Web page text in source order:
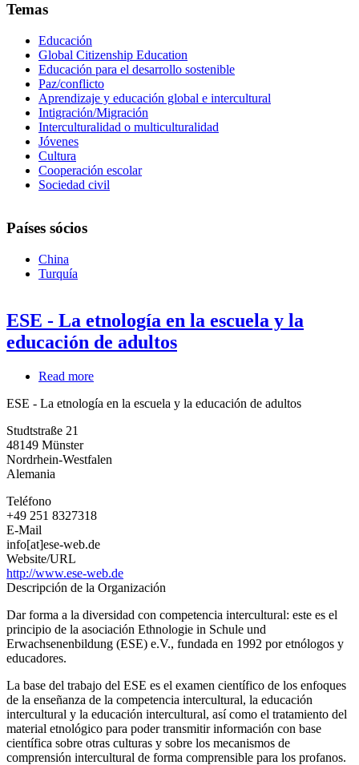
Temas
Educación
Global Citizenship Education
Educación para el desarrollo sostenible
Paz/conflicto
Aprendizaje y educación global e intercultural
Intigración/Migración
Interculturalidad o multiculturalidad
Jóvenes
Cultura
Cooperación escolar
Sociedad civil
Países sócios
China
Turquía
ESE - La etnología en la escuela y la
educación de adultos
Read more
-
la
educación
adultos
ESE - La etnología en la escuela y la educación de adultos
Studtstraße 21
48149 Münster
Nordrhein-Westfalen
Alemania
Teléfono
+49 251 8327318
E-Mail
info[at]ese-web.de
Website/URL
http://www.ese-web.de
Descripción de la Organización
Dar forma a la diversidad con competencia intercultural: este es el
principio de la asociación Ethnologie in Schule und
Erwachsenenbildung (ESE) e.V., fundada en 1992 por etnólogos y
educadores.
La base del trabajo del ESE es el examen científico de los enfoques
de la enseñanza de la competencia intercultural, la educación
intercultural y la educación intercultural, así como el tratamiento del
material etnológico para poder transmitir información con base
científica sobre otras culturas y sobre los mecanismos de
comprensión intercultural de forma comprensible para los profanos.